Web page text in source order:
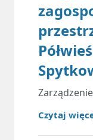
Zarządzenie
Czytaj